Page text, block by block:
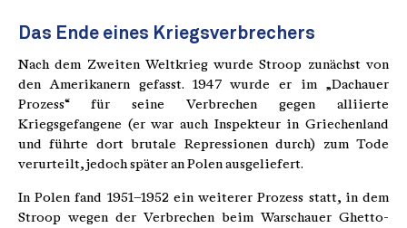
Das Ende eines Kriegsverbrechers
Nach dem Zweiten Weltkrieg wurde Stroop zunächst von
den Amerikanern gefasst. 1947 wurde er im „Dachauer
Prozess“ für seine Verbrechen gegen alliierte
Kriegsgefangene (er war auch Inspekteur in Griechenland
und führte dort brutale Repressionen durch) zum Tode
verurteilt, jedoch später an Polen ausgeliefert.
In Polen fand 1951–1952 ein weiterer Prozess statt, in dem
Stroop wegen der Verbrechen beim Warschauer Ghetto-